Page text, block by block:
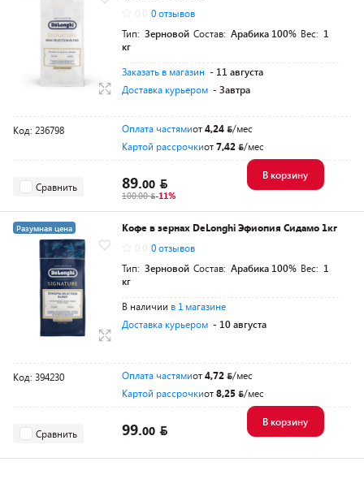
0 отзывов
Тип: Зерновой Состав: Арабика 100% Вес: 1
кг
Заказать в магазин - 11 августа
Доставка курьером - Завтра
Код: 236798 Оплата частямиот4,24
/мес
Картой рассрочкиот7,42 /мес
Сравнить 89.00
100.00 -11%
В корзину
Разумная цена
Кофе в зернах DeLonghi Эфиопия Сидамо 1кг
0 отзывов
Тип: Зерновой Состав: Арабика 100% Вес: 1
кг
В наличии в 1 магазине
Доставка курьером - 10 августа
Код: 394230 Оплата частямиот4,72
/мес
Картой рассрочкиот8,25 /мес
Сравнить 99.00
В корзину